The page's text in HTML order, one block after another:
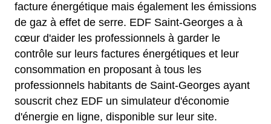
facture énergétique mais également les émissions
de gaz à effet de serre. EDF Saint-Georges a à
cœur d'aider les professionnels à garder le
contrôle sur leurs factures énergétiques et leur
consommation en proposant à tous les
professionnels habitants de Saint-Georges ayant
souscrit chez EDF un simulateur d'économie
d'énergie en ligne, disponible sur leur site.